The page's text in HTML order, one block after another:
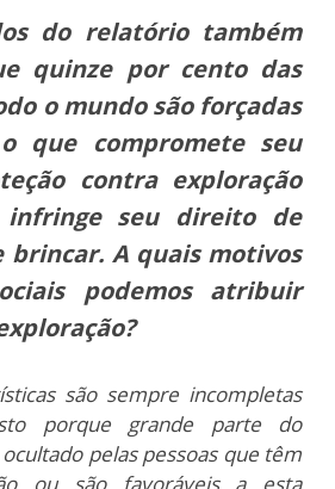
do relatório também
quinze por cento das
o mundo são forçadas
que compromete seu
contra exploração
infringe seu direito de
brincar. A quais motivos
podemos atribuir
são sempre incompletas
porque grande parte do
pelas pessoas que têm
ou são favoráveis a esta